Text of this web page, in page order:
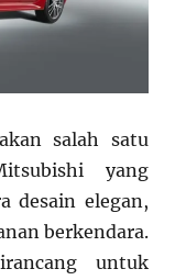
salah satu
yang
desain elegan,
berkendara.
untuk